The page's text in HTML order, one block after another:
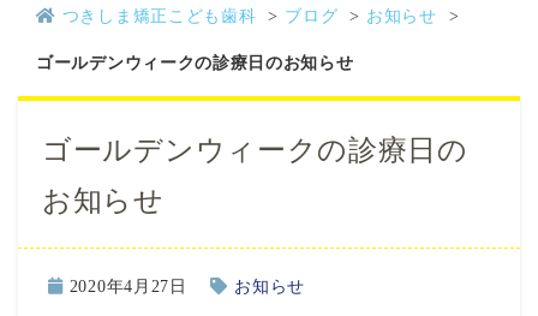
つきしま矯正こども歯科 ブログ お知らせ
ゴールデンウィークの診療日のお知らせ
ゴールデンウィークの診療日の
お知らせ
2020年4月27日 お知らせ